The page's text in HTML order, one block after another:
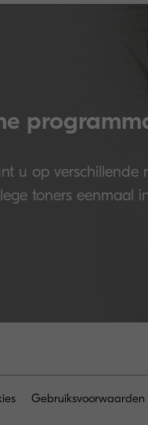
u op
toners eenmaal
Gebruiksvoorwaarden